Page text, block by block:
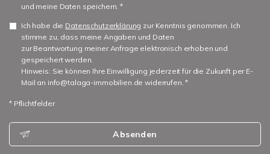
und meine Daten speichern. *
Ich habe die Datenschutzerklärung zur Kenntnis genommen. Ich
stimme zu, dass meine Angaben und Daten
zur Beantwortung meiner Anfrage elektronisch erhoben und
gespeichert werden.
Hinweis: Sie können Ihre Einwilligung jederzeit für die Zukunft per E-
Mail an info@talaga-immobilien.de widerrufen. *
* Pflichtfelder
Absenden